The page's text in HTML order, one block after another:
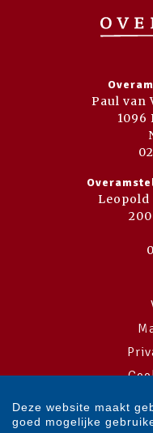
Paul van
1096
Leopold
Deze website maakt
goed mogelijke